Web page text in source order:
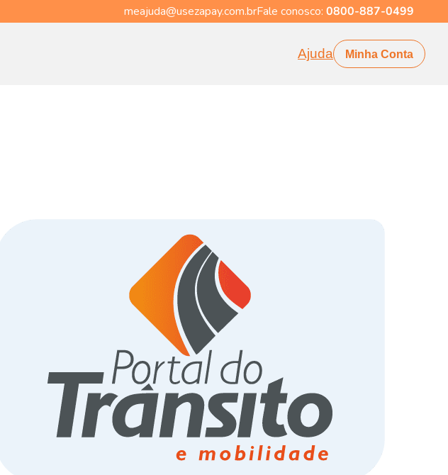
meajuda@usezapay.com.brFale conosco: 0800-887-0499
Ajuda Minha Conta